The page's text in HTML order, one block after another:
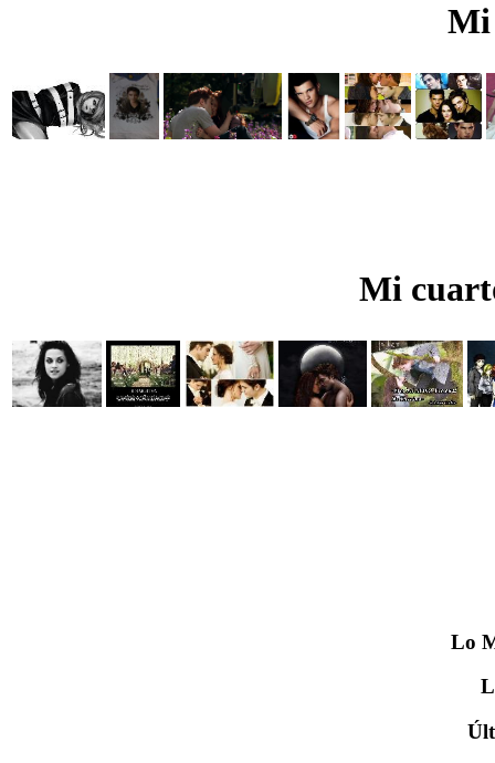
Mi
Mi
Lo